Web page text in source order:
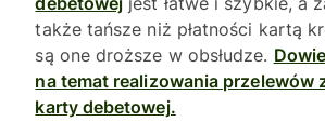
także tańsze niż płatności kartą
są one droższe w obsłudze.
na temat realizowania przelewów
karty debetowej.